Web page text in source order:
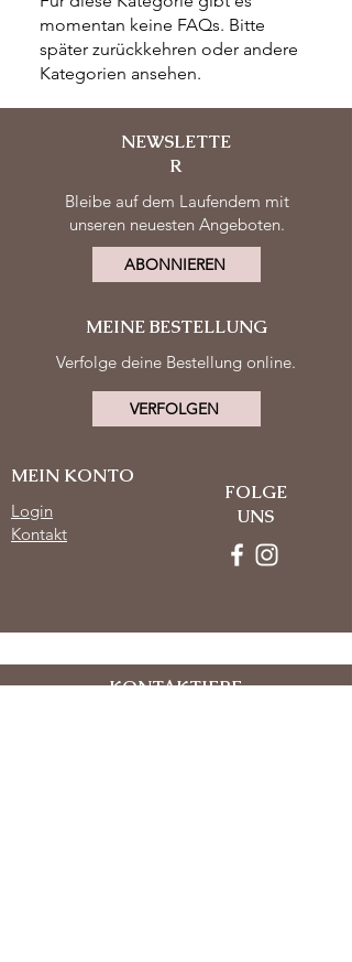
momentan keine FAQs. Bitte
später zurückkehren oder andere
Kategorien ansehen.
NEWSLETTE
R
Bleibe auf dem Laufendem mit
unseren neuesten Angeboten.
ABONNIEREN
MEINE BESTELLUNG
Verfolge deine Bestellung online.
VERFOLGEN
FOLGE
UNS
MEIN KONTO
Login
Kontakt
KONTAKTIERE